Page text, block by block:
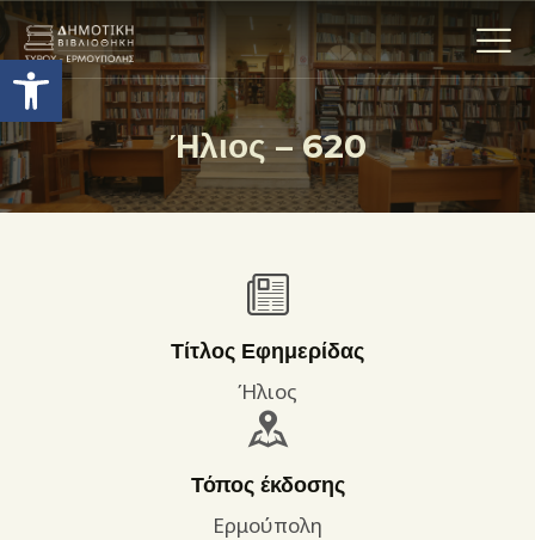
Ανοίξτε τη γραμμή εργαλείων
Ήλιος – 620
Η ΒΙΒΛΙΟΘΗΚΗ
ΟΙ ΣΥΛΛΟΓΈΣ
ΔΡΑΣΤΗΡΙΟΤΗΤΕΣ
ΕΠΙΚΟΙΝΩΝΊΑ
ΌΡΟΙ ΧΡΉΣΗΣ
Τίτλος Εφημερίδας
Ήλιος
Τόπος έκδοσης
Ερμούπολη